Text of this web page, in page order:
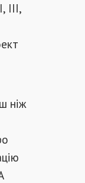
III,
ніж